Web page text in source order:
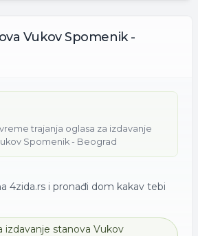
Vukov Spomenik -
trajanja oglasa za izdavanje
Spomenik - Beograd
4zida.rs i pronađi dom kakav tebi
izdavanje stanova Vukov